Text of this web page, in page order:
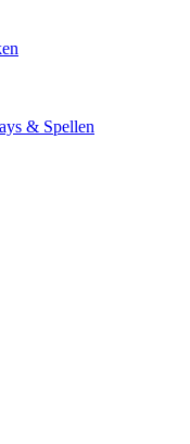
& Spellen